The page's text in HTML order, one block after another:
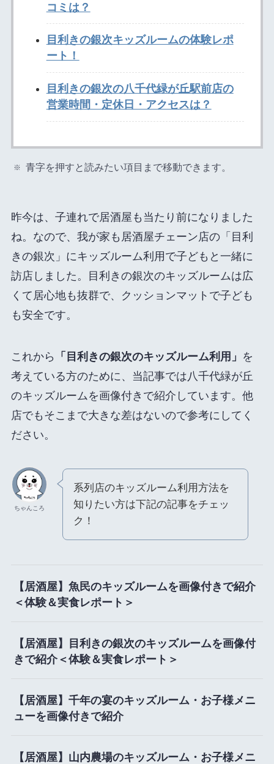
コミは？
目利きの銀次キッズルームの体験レポ
ート！
目利きの銀次の八千代緑が丘駅前店の
営業時間・定休日・アクセスは？
青字を押すと読みたい項目まで移動できます。
昨今は、子連れで居酒屋も当たり前になりました
ね。なので、我が家も居酒屋チェーン店の「目利
きの銀次」にキッズルーム利用で子どもと一緒に
訪店しました。目利きの銀次のキッズルームは広
くて居心地も抜群で、クッションマットで子ども
も安全です。
これから 「目利きの銀次のキッズルーム利用」 を
考えている方のために、当記事では八千代緑が丘
のキッズルームを画像付きで紹介しています。他
店でもそこまで大きな差はないので参考にしてく
ださい。
ちゃんころ
系列店のキッズルーム利用方法を
知りたい方は下記の記事をチェッ
ク！
【居酒屋】魚民のキッズルームを画像付きで紹介
＜体験＆実食レポート＞
【居酒屋】目利きの銀次のキッズルームを画像付
きで紹介＜体験＆実食レポート＞
【居酒屋】千年の宴のキッズルーム・お子様メニ
ューを画像付きで紹介
【居酒屋】山内農場のキッズルーム・お子様メニ